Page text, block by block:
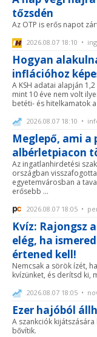
tőzsdén
Az OTP is erős napot
2026.08.07 18:10 •
Hogyan
inflációhoz
A KSH adatai alapján
mint 10 éve nem volt
betéti- és hitelkamatok
2026.08.07 18:10 •
Meglepő, ami
albérletpiacon
Az ingatlanhirdetési
országban
egyetemvárosban a
erősebb ...
2026.08.07 18:05 •
Kvíz: Rajongsz
elég, ha
értened kell!
Nemcsak a sörök ízét,
kvízünket, és derítsd ki,
2026.08.07 18:05 •
Ezer hajóból
A szankciók
bővítik.